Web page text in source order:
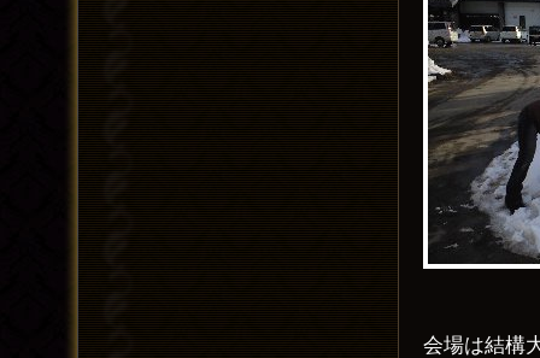
会場は結構